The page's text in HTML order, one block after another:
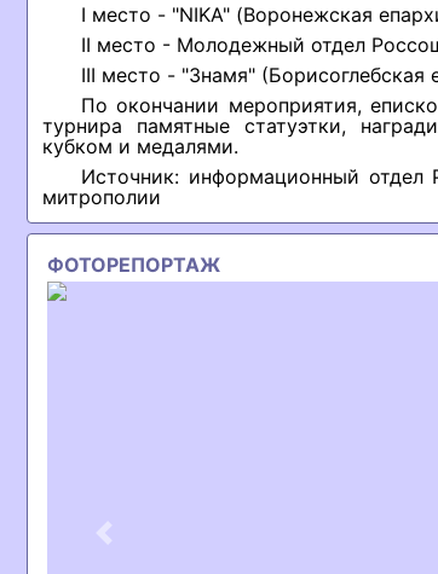
I место - "NIKA" (Воронежская
II место - Молодежный отдел
III место - "Знамя" (Борисоглебская
По окончании мероприятия,
турнира памятные статуэтки,
кубком и медалями.
Источник: информационный отдел
митрополии
ФОТОРЕПОРТАЖ
Previous